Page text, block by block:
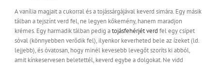
A vanília magjait a cukorral és a tojássárgájával keverd simára. Egy másik
tálban a tejszínt verd fel, ne legyen kőkemény, hanem maradjon
krémes. Egy harmadik tálban pedig atojásfehérjét verd fel egy csipet
sóval (könnyebben verődik fel), ilyenkor keverheted bele az ízeket (ld.
lejjebb), és óvatosan, hogy minél kevesebb levegőt szoríts ki abból,
amit kínkeservesen beletettél, keverd egybe a dolgokat. Ne vidd